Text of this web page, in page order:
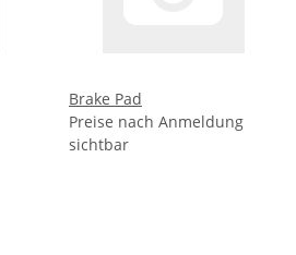
Brake Pad
Preise nach Anmeldung
sichtbar